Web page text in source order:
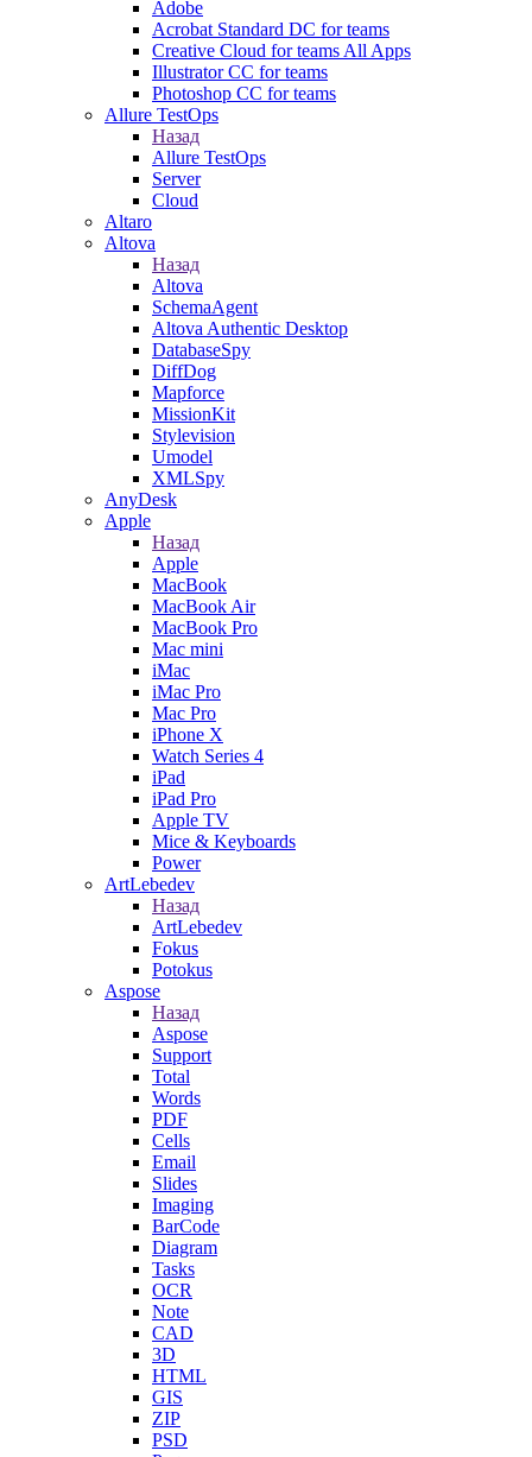
Adobe
Acrobat Standard DC for teams
Creative Cloud for teams All Apps
Illustrator CC for teams
Photoshop CC for teams
Allure TestOps
Назад
Allure TestOps
Server
Cloud
Altaro
Altova
Назад
Altova
SchemaAgent
Altova Authentic Desktop
DatabaseSpy
DiffDog
Mapforce
MissionKit
Stylevision
Umodel
XMLSpy
AnyDesk
Apple
Назад
Apple
MacBook
MacBook Air
MacBook Pro
Mac mini
iMac
iMac Pro
Mac Pro
iPhone X
Watch Series 4
iPad
iPad Pro
Apple TV
Mice & Keyboards
Power
ArtLebedev
Назад
ArtLebedev
Fokus
Potokus
Aspose
Назад
Aspose
Support
Total
Words
PDF
Cells
Email
Slides
Imaging
BarCode
Diagram
Tasks
OCR
Note
CAD
3D
HTML
GIS
ZIP
PSD